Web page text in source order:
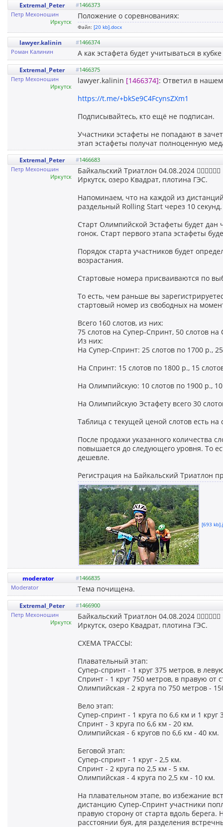
Extremal_Peter #1466373
Петр Мехоношин
Иркутск
Положение о соревнованиях:
Файл: [20 kb].docx
lawyer.kalinin #1466374
Роман Калинин
А как эстафета будет учитываться в
Extremal_Peter #1466375
Петр Мехоношин
Иркутск
lawyer.kalinin [1466374]: Ответил в
https://t.me/+bkSe9C4FcynsZXm1
Подписывайтесь, кто ещё не подписан.
Участники эстафеты не попадают в
этап эстафеты получат полноценную
Extremal_Peter #1466683
Петр Мехоношин
Иркутск
Байкальский Триатлон 04.08.2024 🏊‍♂️🚴‍♂️🏃‍♀️
Иркутск, озеро Квадрат, плотина ГЭС.
Напоминаем, что на каждой из
раздельный Rolling Start через 10 секунд.
Старт Олимпийской Эстафеты будет дан
гонок. Старт первого этапа эстафеты
Порядок старта участников будет
возрастания.
Стартовые номера присваиваются по
То есть, чем раньше вы
стартовый номер из свободных на
Всего 160 слотов, из них:
75 слотов на Супер-Спринт, 50 слотов
Из них:
На Супер-Спринт: 25 слотов по 1700 р.,
На Спринт: 15 слотов по 1800 р., 15
На Олимпийскую: 10 слотов по 1900 р.,
На Олимпийскую Эстафету всего 30
Таблица с текущей ценой слотов есть на
После продажи указанного количества
повышается до следующего уровня. То
дешевле.
Регистрация на Байкальский Триатлон
[693
moderator #1466835
Moderator
Тема почищена.
Extremal_Peter #1466900
Петр Мехоношин
Иркутск
Байкальский Триатлон 04.08.2024 🏊‍♂️🚴‍♂️🏃‍♀️
Иркутск, озеро Квадрат, плотина ГЭС.
СХЕМА ТРАССЫ:
Плавательный этап:
Супер-спринт - 1 круг 375 метров, в
Спринт - 1 круг 750 метров, в правую от
Олимпийская - 2 круга по 750 метров -
Вело этап:
Супер-спринт - 1 круга по 6,6 км и 1 круг
Спринт - 3 круга по 6,6 км - 20 км.
Олимпийская - 6 кругов по 6,6 км - 40 км.
Беговой этап:
Супер-спринт - 1 круг - 2,5 км.
Спринт - 2 круга по 2,5 км - 5 км.
Олимпийская - 4 круга по 2,5 км - 10 км.
На плавательном этапе, во избежание
дистанцию Супер-Спринт участники
правую сторону от старта вдоль берега.
расстоянии буя, для разделения